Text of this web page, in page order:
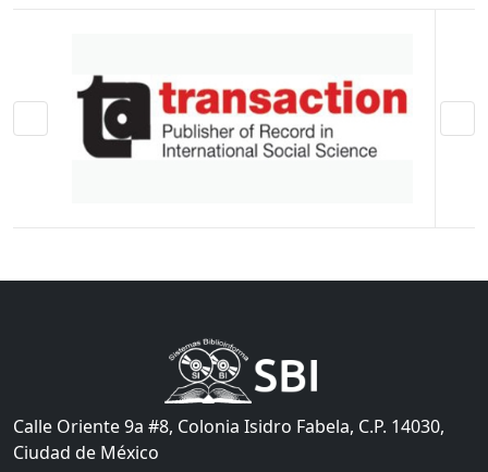
Calle Oriente 9a #8, Colonia Isidro Fabela, C.P. 14030,
Ciudad de México